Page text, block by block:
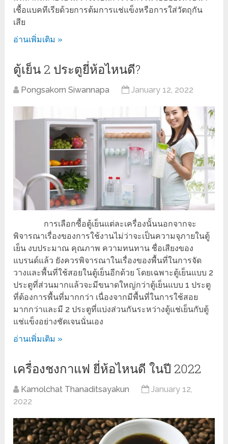
เชื้อแบคทีเรียด้วยการต้มการแช่แข็งหรือการใส่วัตถุกัน
เสีย
อ่านเพิ่มเติม »
ตู้เย็น 2 ประตูยี่ห้อไหนดี?
Pongsakorn Siwannapa January 12, 2022
การเลือกซื้อตู้เย็นแต่ละเครื่องนั้นนอกจากจะ
พิจารณาเรื่องของการใช้งานไม่ว่าจะเป็นความจุภายในตู้
เย็น งบประมาณ คุณภาพ ความทนทาน ชื่อเสียงของ
แบรนด์แล้ว ยังควรพิจารณาในเรื่องของพื้นที่ในการจัด
วางและพื้นที่ใช้สอยในตู้เย็นอีกด้วย โดยเฉพาะตู้เย็นแบบ 2
ประตูที่ส่วนมากแล้วจะมีขนาดใหญ่กว่าตู้เย็นแบบ 1 ประตู
ที่ต้องการพื้นที่มากกว่า เนื่องจากมีพื้นที่ในการใช้สอย
มากกว่าและมี 2 ประตูที่แบ่งส่วนกันระหว่างตู้แช่เย็นกับตู้
แช่แข็งอย่างชัดเจนนั่นเอง
อ่านเพิ่มเติม »
เครื่องชงกาแฟ ยี่ห้อไหนดี ในปี 2022
Kamolchat Thanaditsayakun
January 12,
2022